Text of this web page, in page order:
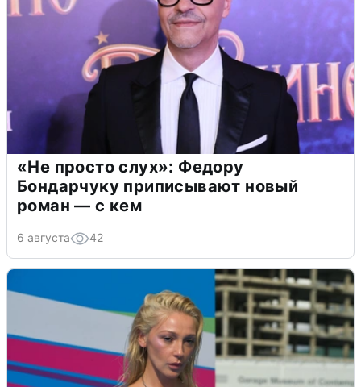
«Не просто слух»: Федору
Бондарчуку приписывают новый
роман — с кем
6 августа 42